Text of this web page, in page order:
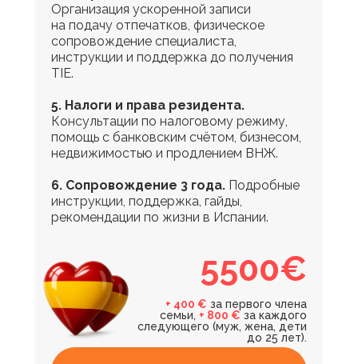
Организация ускоренной записи
на подачу отпечатков, физическое
сопровождение специалиста,
инструкции и поддержка до получения
TIE.
5. Налоги и права резидента.
Консультации по налоговому режиму,
помощь с банковским счётом, бизнесом,
недвижимостью и продлением ВНЖ.
6. Сопровождение 3 года. Подробные
инструкции, поддержка, гайды,
рекомендации по жизни в Испании.
5500€
+ 400 € за первого члена
семьи, + 800 € за каждого
следующего (муж, жена, дети
до 25 лет).